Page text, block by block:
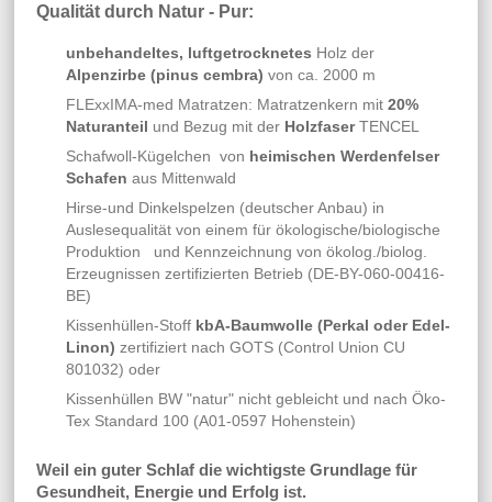
Qualität durch Natur - Pur:
unbehandeltes, luftgetrocknetes Holz der
Alpenzirbe (pinus cembra)von ca. 2000 m
FLExxIMA-med Matratzen: Matratzenkern mit20%
Naturanteil
und Bezug mit der HolzfaserTENCEL
Schafwoll-Kügelchen von heimischen Werdenfelser
Schafen aus Mittenwald
Hirse-und Dinkelspelzen (deutscher Anbau) in
Auslesequalität von einem für ökologische/biologische
Produktion und Kennzeichnung von ökolog./biolog.
Erzeugnissen zertifizierten Betrieb (DE-BY-060-00416-
BE)
Kissenhüllen-Stoff kbA-Baumwolle (Perkal oder Edel-
Linon) zertifiziert nach GOTS (Control Union CU
801032) oder
Kissenhüllen BW "natur" nicht gebleicht und nach Öko-
Tex Standard 100 (A01-0597 Hohenstein)
Weil ein guter Schlaf die wichtigste Grundlage für
Gesundheit, Energie und Erfolg ist.